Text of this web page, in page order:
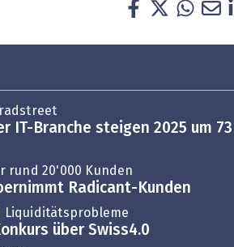
IT-Branche steigen 2025 um 73
rund 20'000 Kunden
Radicant-Kunden
Liquiditätsprobleme
über Swiss4.0